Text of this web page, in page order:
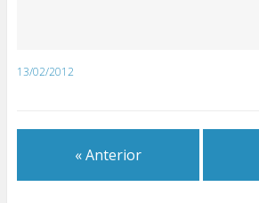
13/02/2012
« Anterior